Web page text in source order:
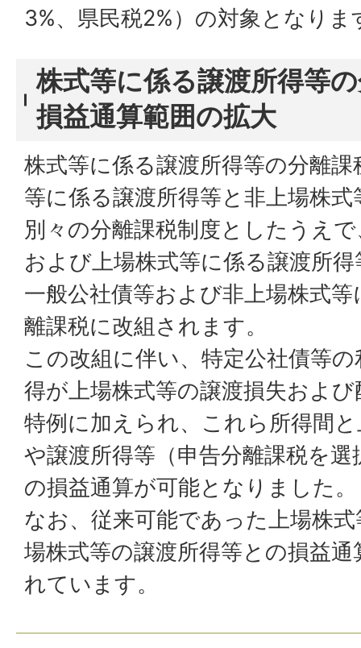
3%、県民税2%）の対象となりま
株式等に係る譲渡所得等
損益通算範囲の拡大
株式等に係る譲渡所得等の分離
等に係る譲渡所得等と非上場株
別々の分離課税制度としたうえ
および上場株式等に係る譲渡所
一般公社債等および非上場株式
離課税に改組されます。
この改組に伴い、特定公社債等
得が上場株式等の譲渡損失およ
特例に加えられ、これら所得間
や譲渡所得等（申告分離課税を
の損益通算が可能となりました。
なお、従来可能であった上場株
場株式等の譲渡所得等との損益
れています。